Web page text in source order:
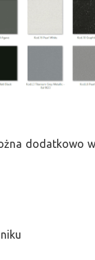
dodatkowo